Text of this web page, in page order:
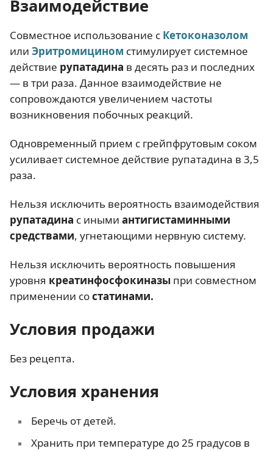
Взаимодействие
Совместное использование с Кетоконазолом
или Эритромицином стимулирует системное
действие рупатадина в десять раз и последних
— в три раза. Данное взаимодействие не
сопровождаются увеличением частоты
возникновения побочных реакций.
Одновременный прием с грейпфрутовым соком
усиливает системное действие рупатадина в 3,5
раза.
Нельзя исключить вероятность взаимодействия
рупатадина с иными антигистаминными
средствами, угнетающими нервную систему.
Нельзя исключить вероятность повышения
уровня креатинфосфокиназы при совместном
применении состатинами.
Условия продажи
Без рецепта.
Условия хранения
Беречь от детей.
Хранить при температуре до 25 градусов в